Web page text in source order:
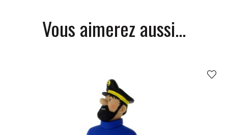
Vous aimerez aussi...